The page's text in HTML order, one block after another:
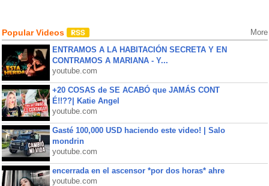
Popular Videos More
ENTRAMOS A LA HABITACIÓN SECRETA Y EN
CONTRAMOS A MARIANA - Y...
youtube.com
+20 COSAS de SE ACABÓ que JAMÁS CONT
É!!??| Katie Angel
youtube.com
Gasté 100,000 USD haciendo este video! | Salo
mondrin
youtube.com
encerrada en el ascensor *por dos horas* ahre
youtube.com